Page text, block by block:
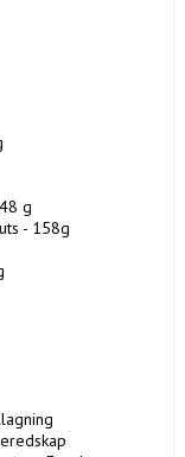
g
- 158g